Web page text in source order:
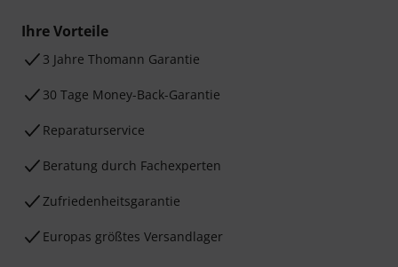
Ihre Vorteile
3 Jahre Thomann Garantie
30 Tage Money-Back-Garantie
Reparaturservice
Beratung durch Fachexperten
Zufriedenheitsgarantie
Europas größtes Versandlager